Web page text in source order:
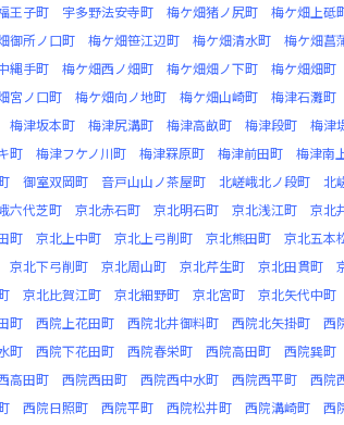
王子町 宇多野法安寺町 梅ケ畑猪ノ尻町 梅ケ畑上砥
御所ノ口町 梅ケ畑笹江辺町 梅ケ畑清水町 梅ケ畑菖
縄手町 梅ケ畑西ノ畑町 梅ケ畑畑ノ下町 梅ケ畑畑町
宮ノ口町 梅ケ畑向ノ地町 梅ケ畑山崎町 梅津石灘町
梅津坂本町 梅津尻溝町 梅津高畝町 梅津段町 梅津
町 梅津フケノ川町 梅津罧原町 梅津前田町 梅津南
御室双岡町 音戸山山ノ茶屋町 北嵯峨北ノ段町 北
六代芝町 京北赤石町 京北明石町 京北浅江町 京北
町 京北上中町 京北上弓削町 京北熊田町 京北五本
京北下弓削町 京北周山町 京北芹生町 京北田貫町
京北比賀江町 京北細野町 京北宮町 京北矢代中町
町 西院上花田町 西院北井御料町 西院北矢掛町 西
町 西院下花田町 西院春栄町 西院高田町 西院巽町
高田町 西院西田町 西院西中水町 西院西平町 西院
西院日照町 西院平町 西院松井町 西院溝崎町 西